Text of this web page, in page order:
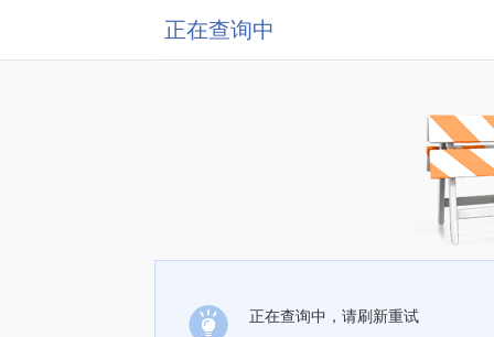
正在查询中
正在查询中，请刷新重试